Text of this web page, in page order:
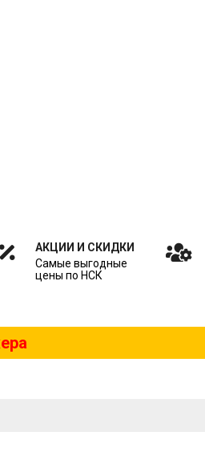
АКЦИИ И СКИДКИ
Самые выгодные
цены по НСК